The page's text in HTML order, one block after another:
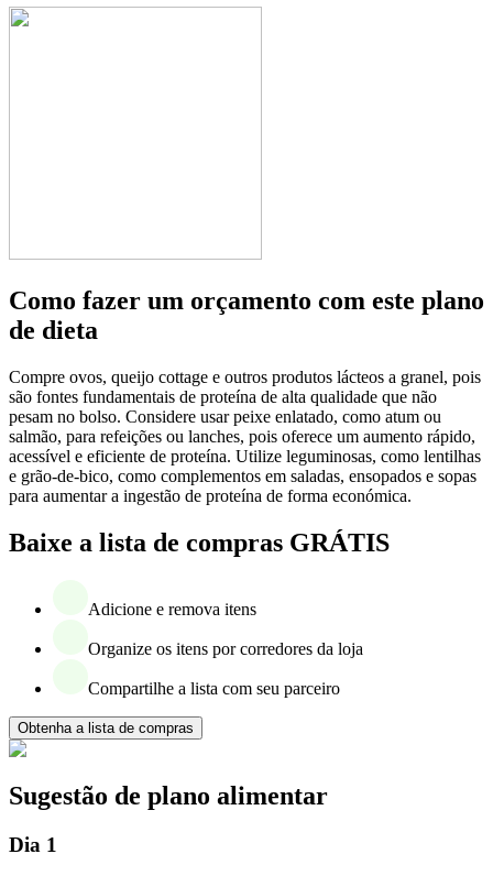
Como fazer um orçamento com este plano
de dieta
Compre ovos, queijo cottage e outros produtos lácteos a granel, pois
são fontes fundamentais de proteína de alta qualidade que não
pesam no bolso. Considere usar peixe enlatado, como atum ou
salmão, para refeições ou lanches, pois oferece um aumento rápido,
acessível e eficiente de proteína. Utilize leguminosas, como lentilhas
e grão-de-bico, como complementos em saladas, ensopados e sopas
para aumentar a ingestão de proteína de forma económica.
Baixe a lista de compras GRÁTIS
Adicione e remova itens
Organize os itens por corredores da loja
Compartilhe a lista com seu parceiro
Obtenha a lista de compras
Sugestão de plano alimentar
Dia 1